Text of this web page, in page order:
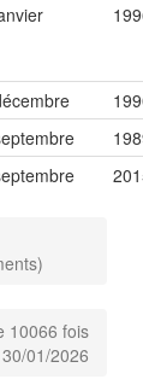
10066 fois
01/2026